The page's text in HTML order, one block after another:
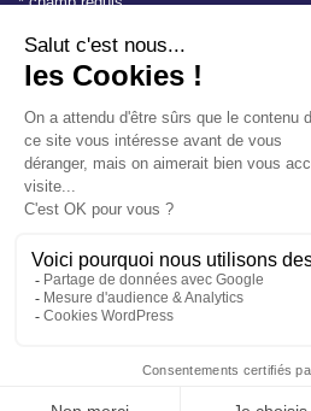
Votre adresse e-mail est uniquement utilisée pour
envoyer les lettres d'information de la Mairie de
sur-Mer. Vous pouvez à tout moment utiliser le
désabonnement intégré dans la newsletter.
politique de confidentialité pour en savoir plus.
Vos démarches en
Accessibilité
Plan du site